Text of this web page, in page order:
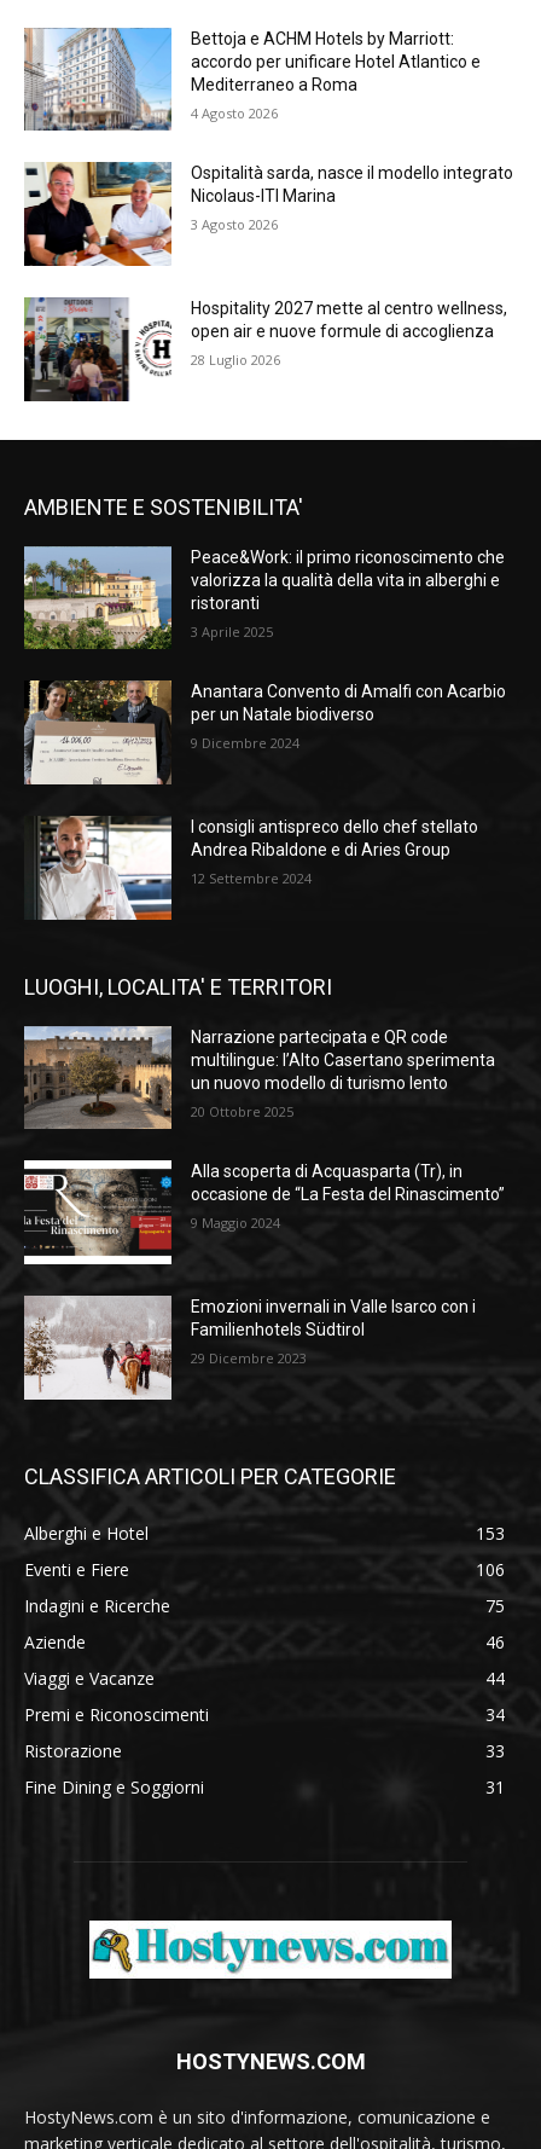
Bettoja e ACHM Hotels by Marriott:
accordo per unificare Hotel Atlantico e
Mediterraneo a Roma
4 Agosto 2026
Ospitalità sarda, nasce il modello integrato
Nicolaus-ITI Marina
3 Agosto 2026
Hospitality 2027 mette al centro wellness,
open air e nuove formule di accoglienza
28 Luglio 2026
AMBIENTE E SOSTENIBILITA'
Peace&Work: il primo riconoscimento che
valorizza la qualità della vita in alberghi e
ristoranti
3 Aprile 2025
Anantara Convento di Amalfi con Acarbio
per un Natale biodiverso
9 Dicembre 2024
I consigli antispreco dello chef stellato
Andrea Ribaldone e di Aries Group
12 Settembre 2024
LUOGHI, LOCALITA' E TERRITORI
Narrazione partecipata e QR code
multilingue: l’Alto Casertano sperimenta
un nuovo modello di turismo lento
20 Ottobre 2025
Alla scoperta di Acquasparta (Tr), in
occasione de “La Festa del Rinascimento”
9 Maggio 2024
Emozioni invernali in Valle Isarco con i
Familienhotels Südtirol
29 Dicembre 2023
CLASSIFICA ARTICOLI PER CATEGORIE
Alberghi e Hotel
153
Eventi e Fiere
106
Indagini e Ricerche
75
Aziende
46
Viaggi e Vacanze
44
Premi e Riconoscimenti
34
Ristorazione
33
Fine Dining e Soggiorni
31
HOSTYNEWS.COM
HostyNews.com è un sito d'informazione, comunicazione e
marketing verticale dedicato al settore dell'ospitalità, turismo,